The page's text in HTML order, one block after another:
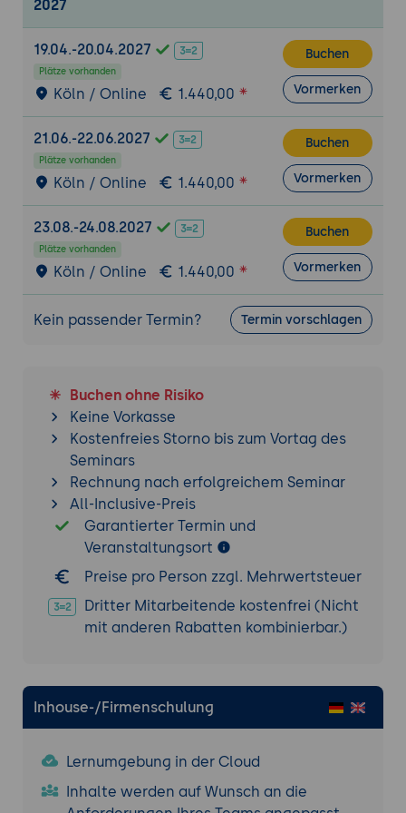
kontiguierbare Adressblöcke. Reduziert
Routing-Tabellen, vereinfacht Firewall-
Regeln, ermöglicht hierarchisches Design.
Praxis-Übung:
VLSM-Aufgabe: Aus
172.16.0.0/22 ein Netzwerk mit 6 Subnetzen
schneiden (200 Hosts, 100 Hosts, 50
Hosts, 20 Hosts, 2× Point-to-Point /30).
Adressplan zeichnen, Verschnitt
berechnen. Summarization: 4
benachbarte /24-Subnetze zu einer Route
3. IPv4-Adressplan-Design für Unternehmen
Hierarchisches Adressdesign: Standort ->
Hierarchiestufe bekommt einen
zusammenhängenden Adressblock, der
summarierbar ist.
VLAN-zu-Subnetz-Mapping: Ein VLAN = ein
Subnetz. VLAN-Nummern und Subnetz-
Zuordnung standardisieren (z.B. VLAN 10 =
Management = x.x.10.0/24, VLAN 20 =
Server = x.x.20.0/24, VLAN 100 = Clients =
x.x.100.0/23).
Sicherheitszonen: Trennung durch
Subnetze und Firewall-Regeln. DMZ
(Switches, APs, iLO/iDRAC), IoT/OT-Netz
Gäste-WLAN (isoliert).
DHCP-Scoping: DHCP-Bereiche passend
zu Subnetzen planen - nicht den
2027
19.04.-20.04.2027
Plätze vorhanden
Köln / Online 1.440,00
Buchen
Vormerken
21.06.-22.06.2027
Plätze vorhanden
Köln / Online 1.440,00
Buchen
Vormerken
23.08.-24.08.2027
Plätze vorhanden
Köln / Online 1.440,00
Buchen
Vormerken
Kein passender Termin? Termin vorschlagen
Buchen ohne Risiko
Keine Vorkasse
Kostenfreies Storno bis zum Vortag des
Seminars
Rechnung nach erfolgreichem Seminar
All-Inclusive-Preis
Garantierter Termin und
Veranstaltungsort
Preise pro Person zzgl. Mehrwertsteuer
Dritter Mitarbeitende kostenfrei (Nicht
mit anderen Rabatten kombinierbar.)
Inhouse-/Firmenschulung
Lernumgebung in der Cloud
Inhalte werden auf Wunsch an die